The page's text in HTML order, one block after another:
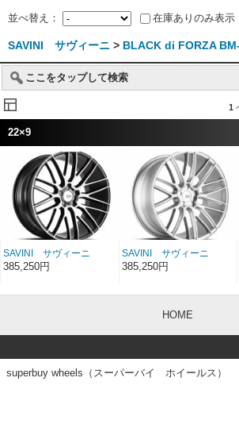
並べ替え： 在庫ありのみ表示
SAVINI サヴィーニ > BLACK di FORZA
ここをタップして検索
1
22×9
SAVINI サヴィーニ
BLACK di FORZA BM-
385,250円
SAVINI サヴィーニ
BLACK di FORZA BM-
385,250円
HOME
superbuy wheels（スーパーバイ ホイールス）